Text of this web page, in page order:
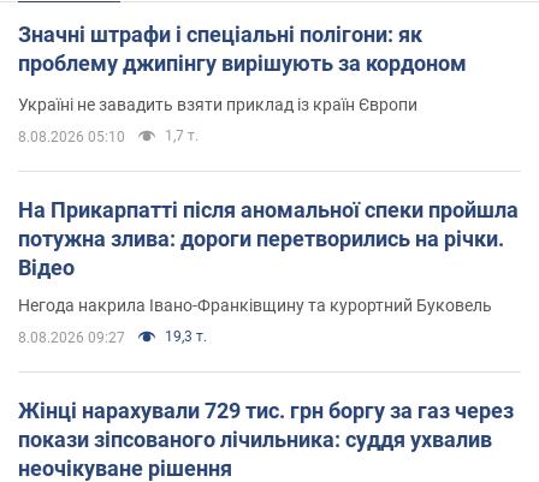
Значні штрафи і спеціальні полігони: як
проблему джипінгу вирішують за кордоном
Україні не завадить взяти приклад із країн Європи
8.08.2026 05:10 1,7 т.
На Прикарпатті після аномальної спеки пройшла
потужна злива: дороги перетворились на річки.
Відео
Негода накрила Івано-Франківщину та курортний Буковель
8.08.2026 09:27 19,3 т.
Жінці нарахували 729 тис. грн боргу за газ через
покази зіпсованого лічильника: суддя ухвалив
неочікуване рішення